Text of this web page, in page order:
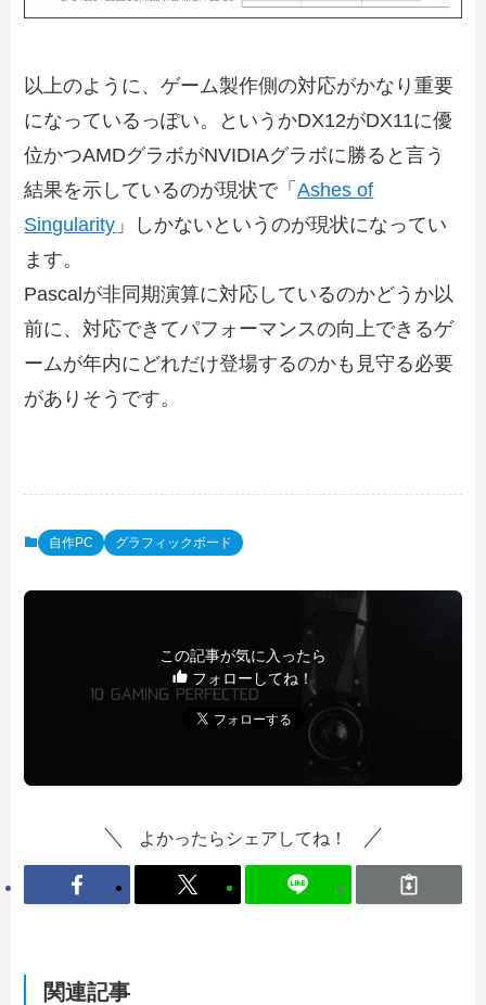
以上のように、ゲーム製作側の対応がかなり重要
になっているっぽい。というかDX12がDX11に優
位かつAMDグラボがNVIDIAグラボに勝ると言う
結果を示しているのが現状で「Ashes of
Singularity 」しかないというのが現状になってい
ます。
Pascalが非同期演算に対応しているのかどうか以
前に、対応できてパフォーマンスの向上できるゲ
ームが年内にどれだけ登場するのかも見守る必要
がありそうです。
自作PC グラフィックボード
この記事が気に入ったら
フォローしてね！
よかったらシェアしてね！
関連記事